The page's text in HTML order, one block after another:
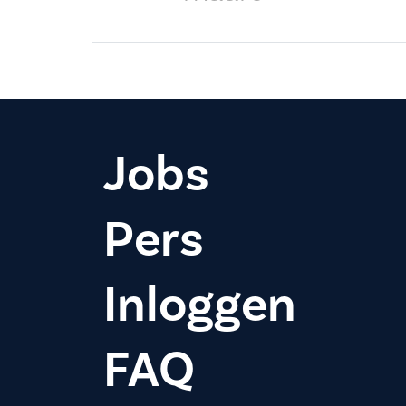
Jobs
Pers
Inloggen
FAQ